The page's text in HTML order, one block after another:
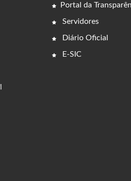
Portal da
Servidores
Diário Oficial
E-SIC